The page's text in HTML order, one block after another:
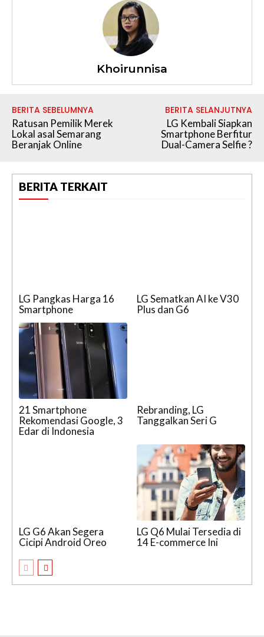
Khoirunnisa
BERITA SEBELUMNYA
Ratusan Pemilik Merek
Lokal asal Semarang
Beranjak Online
BERITA SELANJUTNYA
LG Kembali Siapkan
Smartphone Berfitur
Dual-Camera Selfie ?
BERITA TERKAIT
LG Pangkas Harga 16
Smartphone
LG Sematkan AI ke V30
Plus dan G6
21 Smartphone
Rekomendasi Google, 3
Edar di Indonesia
Rebranding, LG
Tanggalkan Seri G
LG G6 Akan Segera
Cicipi Android Oreo
LG Q6 Mulai Tersedia di
14 E-commerce Ini